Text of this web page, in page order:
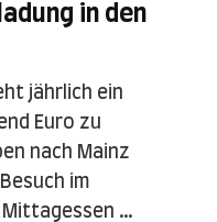
in den
jährlich ein
Euro zu
nach Mainz
im
Mittagessen …